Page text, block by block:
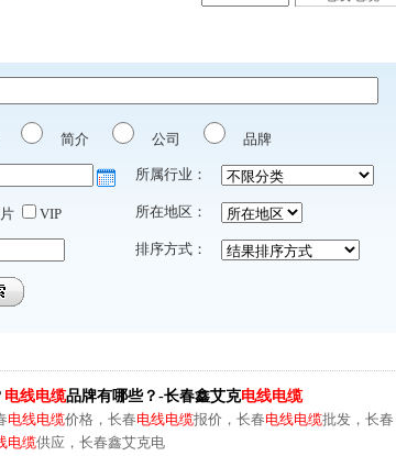
简介 公司 品牌
所属行业：
VIP 所在地区：
排序方式：
电线电缆品牌有哪些？-长春鑫艾克电线电缆
电线电缆价格，长春电线电缆报价，长春电线电缆批发，长春
电缆供应，长春鑫艾克电